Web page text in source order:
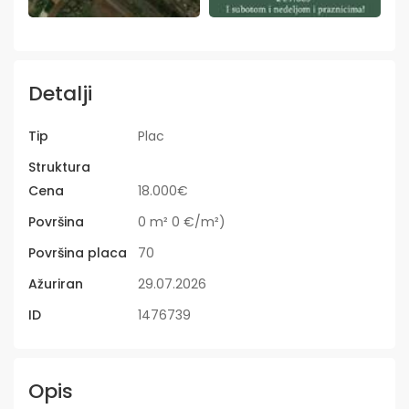
Detalji
Tip
Plac
Struktura
Cena
18.000€
Površina
0 m² 0 €/m²)
Površina placa
70
Ažuriran
29.07.2026
ID
1476739
Opis